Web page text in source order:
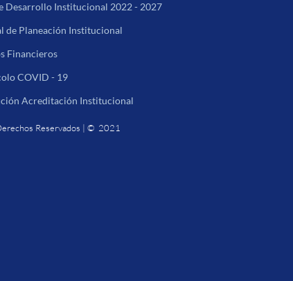
Desarrollo Institucional 2022 - 2027
de Planeación Institucional
Financieros
COVID - 19
Acreditación Institucional
Reservados | © 2021